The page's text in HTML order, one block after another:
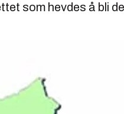
som hevdes å bli